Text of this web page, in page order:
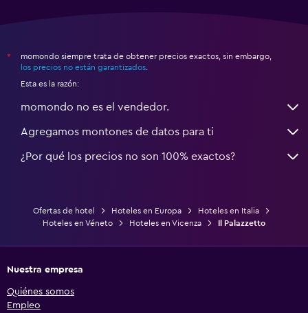
*
momondo siempre trata de obtener precios exactos, sin embargo,
los precios no están garantizados
Esta es la razón:
momondo no es el vendedor.
Agregamos montones de datos para ti
¿Por qué los precios no son 100% exactos?
Ofertas de hotel Hoteles en Europa
Hoteles en Italia
Hoteles en Véneto
Hoteles en Vicenza Il Palazzetto
Nuestra empresa
Quiénes somos
Empleo